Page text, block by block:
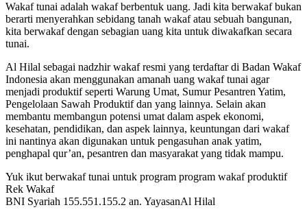
Wakaf tunai adalah wakaf berbentuk uang. Jadi kita berwakaf bukan
berarti menyerahkan sebidang tanah wakaf atau sebuah bangunan,
kita berwakaf dengan sebagian uang kita untuk diwakafkan secara
tunai.
Al Hilal sebagai nadzhir wakaf resmi yang terdaftar di Badan Wakaf
Indonesia akan menggunakan amanah uang wakaf tunai agar
menjadi produktif seperti Warung Umat, Sumur Pesantren Yatim,
Pengelolaan Sawah Produktif dan yang lainnya. Selain akan
membantu membangun potensi umat dalam aspek ekonomi,
kesehatan, pendidikan, dan aspek lainnya, keuntungan dari wakaf
ini nantinya akan digunakan untuk pengasuhan anak yatim,
penghapal qur’an, pesantren dan masyarakat yang tidak mampu.
Yuk ikut berwakaf tunai untuk program program wakaf produktif
Rek Wakaf
BNI Syariah 155.551.155.2 an. YayasanAl Hilal